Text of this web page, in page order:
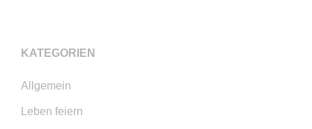
KATEGORIEN
Allgemein
Leben feiern